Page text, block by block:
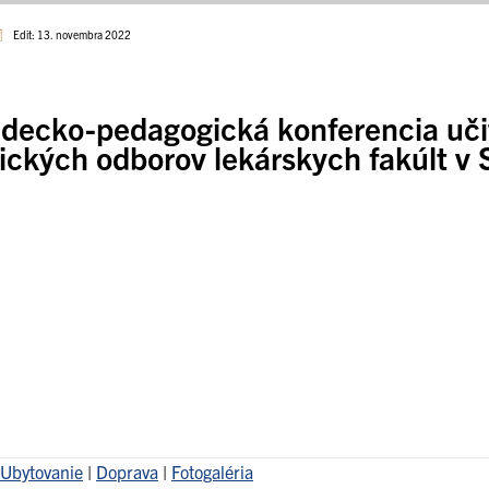
Edit: 13. novembra 2022
pedagogická konferencia
odborov lekárskych fakúlt v
Ubytovanie | Doprava | Fotogaléria